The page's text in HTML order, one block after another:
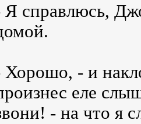
Я справлюсь,
Хорошо, - и
еле
- на что я